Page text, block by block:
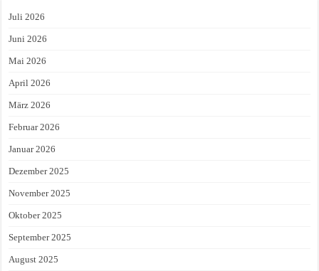
Juli 2026
Juni 2026
Mai 2026
April 2026
März 2026
Februar 2026
Januar 2026
Dezember 2025
November 2025
Oktober 2025
September 2025
August 2025